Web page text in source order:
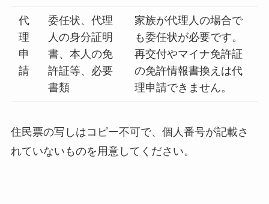
代
理
申
請
委任状、代理
人の身分証明
書、本人の免
許証等、必要
書類
家族が代理人の場合で
も委任状が必要です。
再交付やマイナ免許証
の免許情報書換えは代
理申請できません。
住民票の写しはコピー不可で、個人番号が記載さ
れていないものを用意してください。